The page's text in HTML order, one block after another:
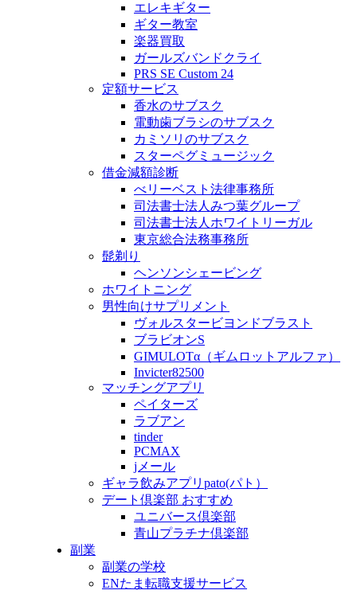
エレキギター
ギター教室
楽器買取
ガールズバンドクライ
PRS SE Custom 24
定額サービス
香水のサブスク
電動歯ブラシのサブスク
カミソリのサブスク
スターペグミュージック
借金減額診断
べリーベスト法律事務所
司法書士法人みつ葉グループ
司法書士法人ホワイトリーガル
東京総合法務事務所
髭剃り
ヘンソンシェービング
ホワイトニング
男性向けサプリメント
ヴォルスタービヨンドブラスト
ブラビオンS
GIMULOTα（ギムロットアルファ）
Invicter82500
マッチングアプリ
ペイターズ
ラブアン
tinder
PCMAX
jメール
ギャラ飲みアプリpato(パト）
デート倶楽部 おすすめ
ユニバース倶楽部
青山プラチナ倶楽部
副業
副業の学校
ENたま転職支援サービス